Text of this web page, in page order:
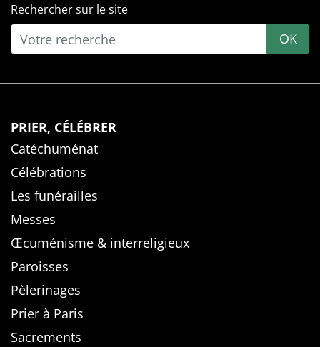
Rechercher sur le site
OK
PRIER, CÉLÉBRER
Catéchuménat
Célébrations
Les funérailles
Messes
Œcuménisme & interreligieux
Paroisses
Pèlerinages
Prier à Paris
Sacrements